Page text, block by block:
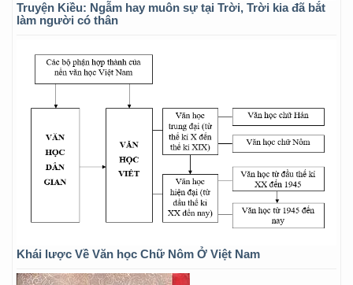
Truyện Kiều: Ngẫm hay muôn sự tại Trời, Trời kia đã bắt
làm người có thân
Khái lược Về Văn học Chữ Nôm Ở Việt Nam